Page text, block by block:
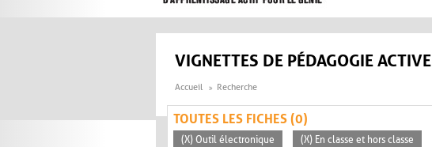
VIGNETTES DE PÉDAGOGIE ACTIVE
Accueil Recherche
TOUTES LES FICHES (0)
(X) Outil électronique (X) En classe et hors classe